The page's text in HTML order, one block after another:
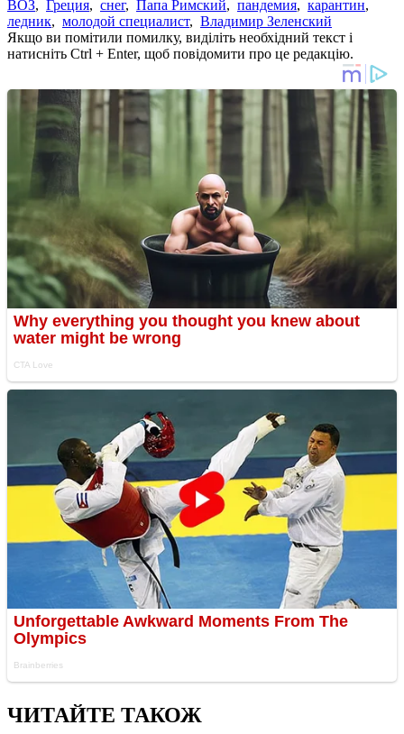
ВОЗ, Греция, снег, Папа Римский, пандемия, карантин,
ледник, молодой специалист, Владимир Зеленский
Якщо ви помітили помилку, виділіть необхідний текст і
натисніть Ctrl + Enter, щоб повідомити про це редакцію.
ЧИТАЙТЕ ТАКОЖ